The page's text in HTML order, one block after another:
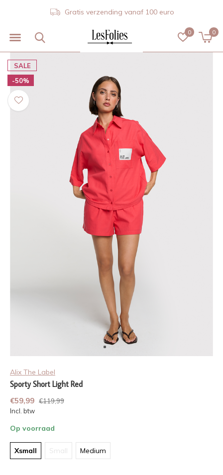
0 0
Gratis verzending vanaf 100 euro
SALE
-50%
Alix The Label
Sporty Short Light Red
€59,99 €119,99
Incl. btw
Op voorraad
Xsmall Small Medium